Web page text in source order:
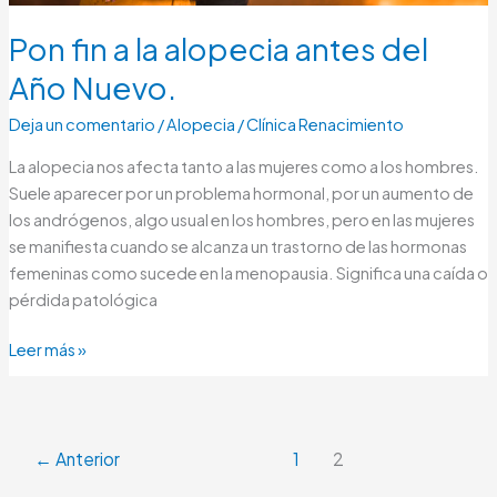
Pon fin a la alopecia antes del
Año Nuevo.
Deja un comentario /Alopecia /Clínica Renacimiento
La alopecia nos afecta tanto a las mujeres como a los hombres.
Suele aparecer por un problema hormonal, por un aumento de
los andrógenos, algo usual en los hombres, pero en las mujeres
se manifiesta cuando se alcanza un trastorno de las hormonas
femeninas como sucede en la menopausia. Significa una caída o
pérdida patológica
Leer más »
← Anterior 1 2